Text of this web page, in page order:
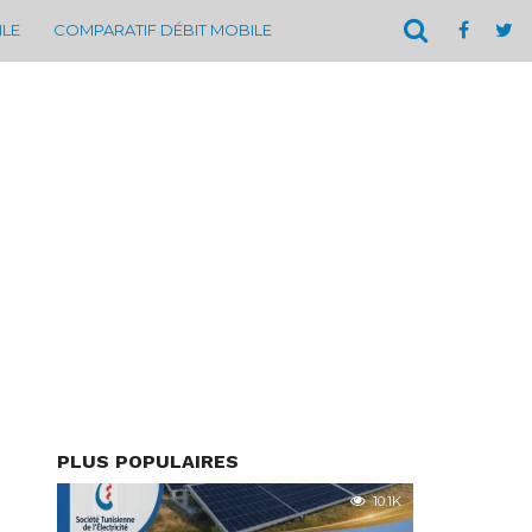
COMPARATIF DÉBIT MOBILE
PLUS POPULAIRES
10.1K